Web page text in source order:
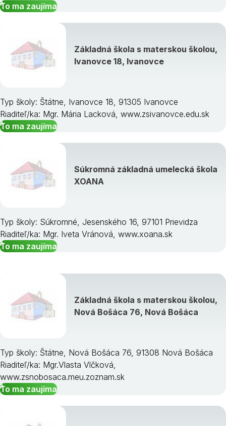
To ma zaujíma
Základná škola s materskou školou,
Ivanovce 18, Ivanovce
Typ školy: Štátne, Ivanovce 18, 91305 Ivanovce
Riaditeľ/ka: Mgr. Mária Lacková, www.zsivanovce.edu.sk
To ma zaujíma
Súkromná základná umelecká škola
XOANA
Typ školy: Súkromné, Jesenského 16, 97101 Prievidza
Riaditeľ/ka: Mgr. Iveta Vránová, www.xoana.sk
To ma zaujíma
Základná škola s materskou školou,
Nová Bošáca 76, Nová Bošáca
Typ školy: Štátne, Nová Bošáca 76, 91308 Nová Bošáca
Riaditeľ/ka: Mgr.Vlasta Vlčková,
www.zsnobosaca.meu.zoznam.sk
To ma zaujíma